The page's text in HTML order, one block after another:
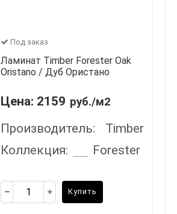
Под заказ
Ламинат Timber Forester Oak
Oristano / Дуб Ористано
Цена: 2159 руб./м2
Производитель:
Timber
Коллекция:
Forester
Купить